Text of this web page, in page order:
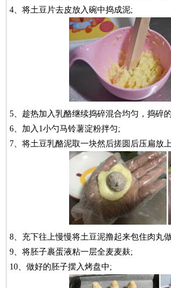
4、将土豆片去皮放入碗中捣成泥;
5、趁热加入乳酪继续捣碎混合均匀，捣碎
6、加入1小勺马铃薯淀粉拌匀;
7、将土豆乳酪泥取一块然后搓圆后压扁放
8、充下往上慢慢将土豆泥撸起来包住肉丸
9、将胚子裹蛋液粘一层全麦麦麸;
10、做好的胚子摆入烤盘中;